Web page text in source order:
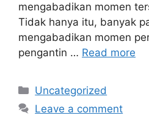
mengabadikan momen
Tidak hanya itu, banyak
mengabadikan momen
pengantin … Read more
Categories
Uncategorized
Leave a comment